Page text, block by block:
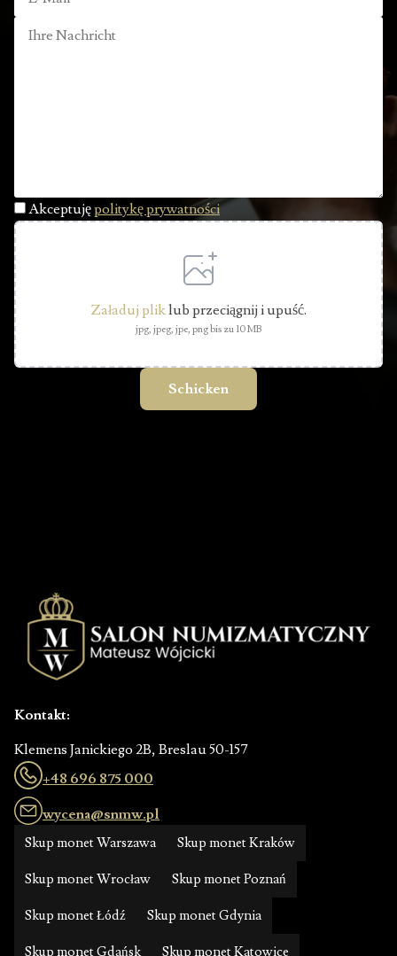
Akceptujępolitykę prywatności
Załaduj pliklub przeciągnij i upuść.
jpg, jpeg, jpe, png bis zu 10 MB
Kontakt:
Klemens Janickiego 2B, Breslau 50-157
+48 696 875 000
wycena@snmw.pl
Skup monet Warszawa
Skup monet Kraków
Skup monet Wrocław Skup monet Poznań
Skup monet Łódź Skup monet Gdynia
Skup monet Gdańsk Skup monet Katowice